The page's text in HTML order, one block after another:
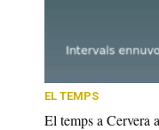
EL TEMPS
El temps a Cervera